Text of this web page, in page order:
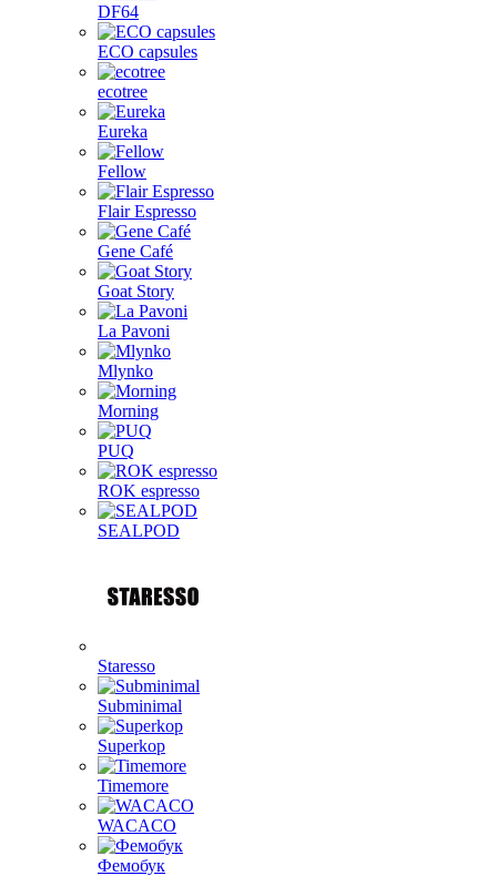
DF64
ECO capsules
ecotree
Eureka
Fellow
Flair Espresso
Gene Café
Goat Story
La Pavoni
Mlynko
Morning
PUQ
ROK espresso
SEALPOD
Staresso
Subminimal
Superkop
Timemore
WACACO
Фемобук